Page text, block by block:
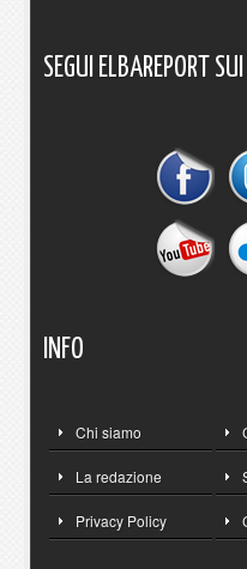
SEGUI ELBAREPORT SUI
INFO
Chi siamo
La redazione
Privacy Policy